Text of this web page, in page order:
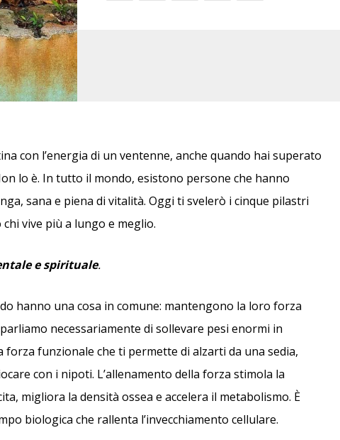
con l’energia di un ventenne, anche quando hai superato
lo è. In tutto il mondo, esistono persone che hanno
sana e piena di vitalità. Oggi ti svelerò i cinque pilastri
vive più a lungo e meglio.
e spirituale.
hanno una cosa in comune: mantengono la loro forza
necessariamente di sollevare pesi enormi in
forza funzionale che ti permette di alzarti da una sedia,
con i nipoti. L’allenamento della forza stimola la
migliora la densità ossea e accelera il metabolismo. È
biologica che rallenta l’invecchiamento cellulare.